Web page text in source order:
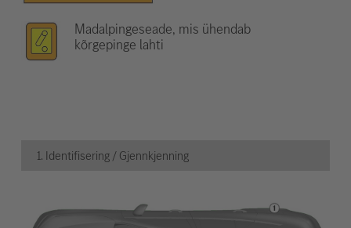
Madalpingeseade, mis ühendab
kõrgepinge lahti
1. Identifisering / Gjennkjenning